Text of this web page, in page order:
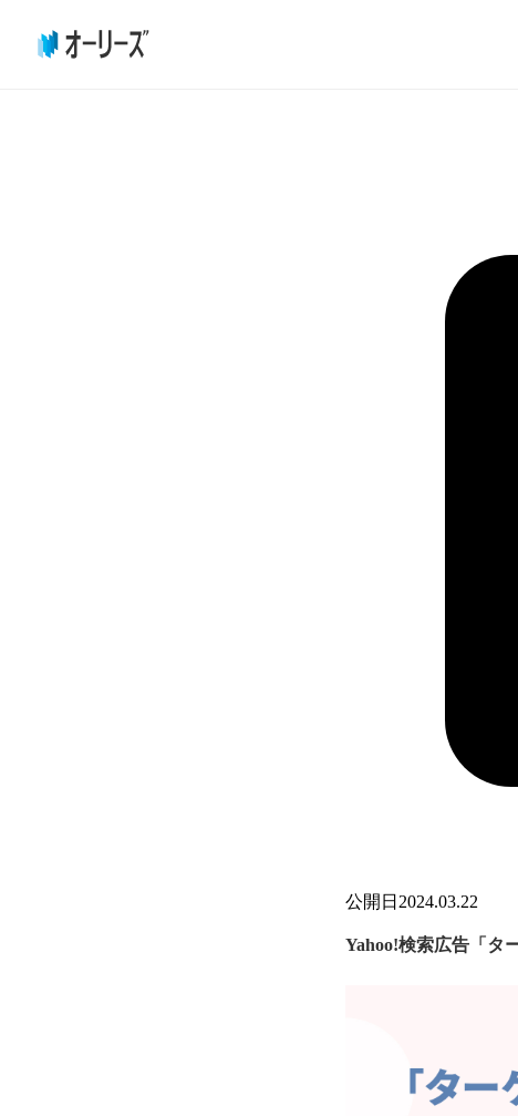
公開日 2024.03.22
Yahoo!検索広告「タ